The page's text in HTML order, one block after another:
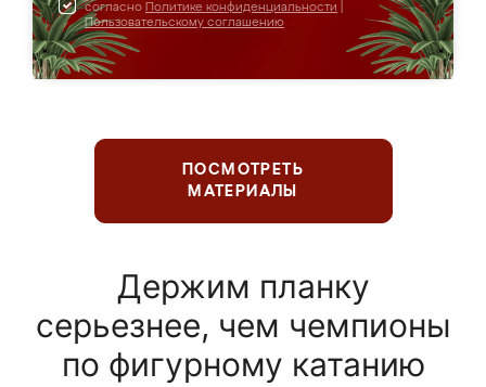
согласно Политике конфиденциальности
Пользовательскому соглашению
ПОСМОТРЕТЬ
МАТЕРИАЛЫ
Держим планку
серьезнее, чем чемпионы
по фигурному катанию